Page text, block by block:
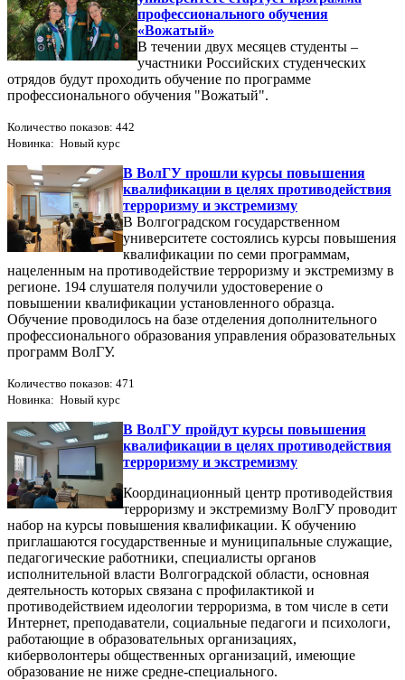
профессионального обучения
«Вожатый»
В течении двух месяцев студенты –
участники Российских студенческих
отрядов будут проходить обучение по программе
профессионального обучения "Вожатый".
Количество показов: 442
Новинка: Новый курс
В ВолГУ прошли курсы повышения
квалификации в целях противодействия
терроризму и экстремизму
В Волгоградском государственном
университете состоялись курсы повышения
квалификации по семи программам,
нацеленным на противодействие терроризму и экстремизму в
регионе. 194 слушателя получили удостоверение о
повышении квалификации установленного образца.
Обучение проводилось на базе отделения дополнительного
профессионального образования управления образовательных
программ ВолГУ.
Количество показов: 471
Новинка: Новый курс
В ВолГУ пройдут курсы повышения
квалификации в целях противодействия
терроризму и экстремизму
Координационный центр противодействия
терроризму и экстремизму ВолГУ проводит
набор на курсы повышения квалификации. К обучению
приглашаются государственные и муниципальные служащие,
педагогические работники, специалисты органов
исполнительной власти Волгоградской области, основная
деятельность которых связана с профилактикой и
противодействием идеологии терроризма, в том числе в сети
Интернет, преподаватели, социальные педагоги и психологи,
работающие в образовательных организациях,
киберволонтеры общественных организаций, имеющие
образование не ниже средне-специального.